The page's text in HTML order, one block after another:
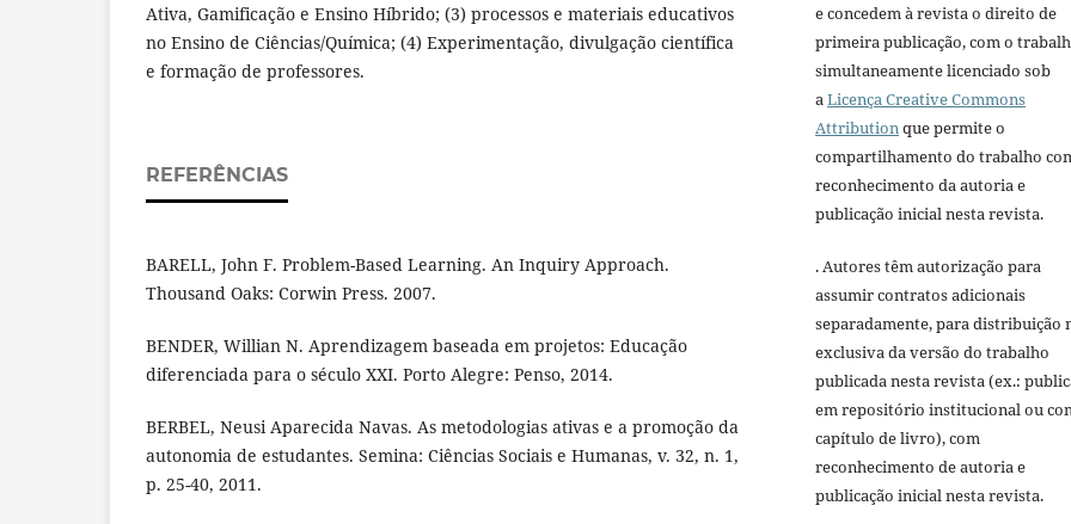
Ativa, Gamificação e Ensino Híbrido; (3) processos e materiais educativos
no Ensino de Ciências/Química; (4) Experimentação, divulgação científica
e formação de professores.
REFERÊNCIAS
BARELL, John F. Problem-Based Learning. An Inquiry Approach.
Thousand Oaks: Corwin Press. 2007.
BENDER, Willian N. Aprendizagem baseada em projetos: Educação
diferenciada para o século XXI. Porto Alegre: Penso, 2014.
BERBEL, Neusi Aparecida Navas. As metodologias ativas e a promoção da
autonomia de estudantes. Semina: Ciências Sociais e Humanas, v. 32, n. 1,
p. 25-40, 2011.
e concedem à revista o direito de
primeira publicação, com o
simultaneamente licenciado sob
aLicença Creative Commons
Attributionque permite o
compartilhamento do trabalho
reconhecimento da autoria e
publicação inicial nesta revista.
. Autores têm autorização para
assumir contratos adicionais
separadamente, para distribuição
exclusiva da versão do trabalho
publicada nesta revista (ex.:
em repositório institucional ou
capítulo de livro), com
reconhecimento de autoria e
publicação inicial nesta revista.